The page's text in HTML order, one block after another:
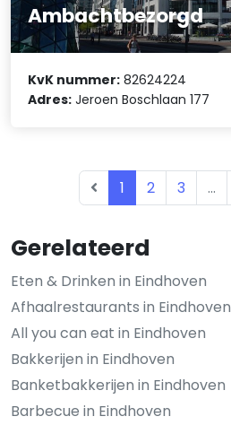
Gerelateerd
Eten & Drinken in Eindhoven
Afhaalrestaurants in Eindhoven
All you can eat in Eindhoven
Bakkerijen in Eindhoven
Banketbakkerijen in Eindhoven
Barbecue in Eindhoven
Ambachtbezorgd
KvK nummer: 82624224
Adres: Jeroen Boschlaan 177
1 2 3 ...